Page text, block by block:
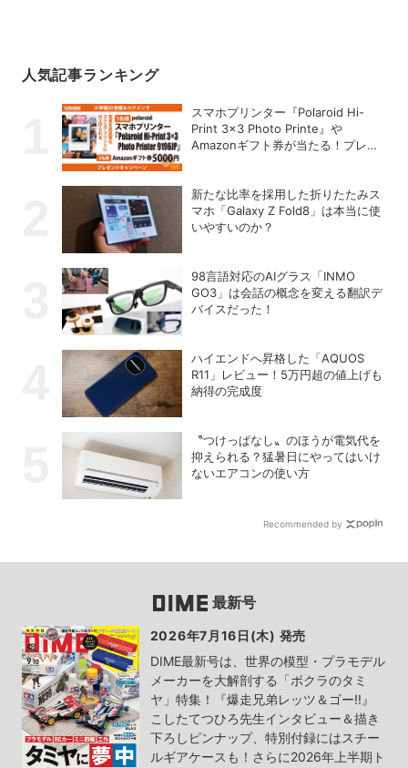
人気記事ランキング
スマホプリンター『Polaroid Hi-
Print 3×3 Photo Printe』や
Amazonギフト券が当たる！プレゼ
新たな比率を採用した折りたたみス
マホ「Galaxy Z Fold8」は本当に使
いやすいのか？
98言語対応のAIグラス「INMO
GO3」は会話の概念を変える翻訳デ
バイスだった！
ハイエンドへ昇格した「AQUOS
R11」レビュー！5万円超の値上げも
納得の完成度
〝つけっぱなし〟のほうが電気代を
抑えられる？猛暑日にやってはいけ
ないエアコンの使い方
Recommended by
最新号
2026年7月16日(木) 発売
DIME最新号は、世界の模型・プラモデル
メーカーを大解剖する「ボクラのタミ
ヤ」特集！『爆走兄弟レッツ＆ゴー!!』
こしたてつひろ先生インタビュー＆描き
下ろしピンナップ、特別付録にはスチー
ルギアケースも！さらに2026年上半期ト